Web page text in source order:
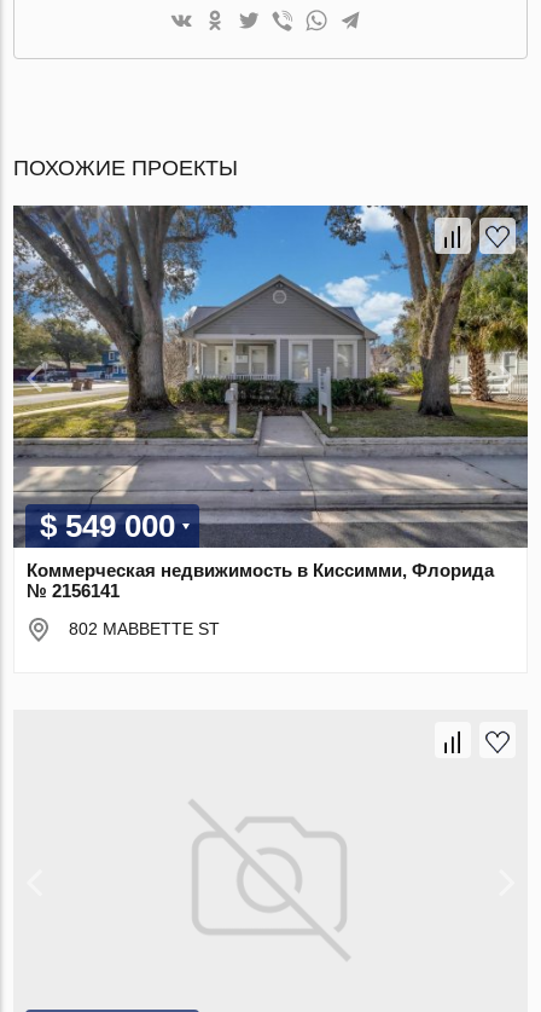
ПОХОЖИЕ ПРОЕКТЫ
$ 549 000
Коммерческая недвижимость в Киссимми, Флорида
№ 2156141
802 MABBETTE ST